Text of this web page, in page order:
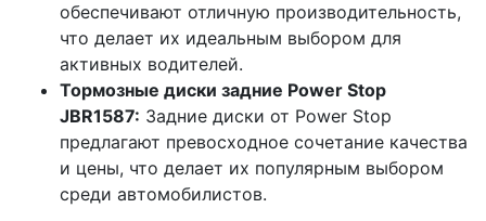
обеспечивают отличную производительность,
что делает их идеальным выбором для
активных водителей.
Тормозные диски задние Power Stop
JBR1587: Задние диски от Power Stop
предлагают превосходное сочетание качества
и цены, что делает их популярным выбором
среди автомобилистов.